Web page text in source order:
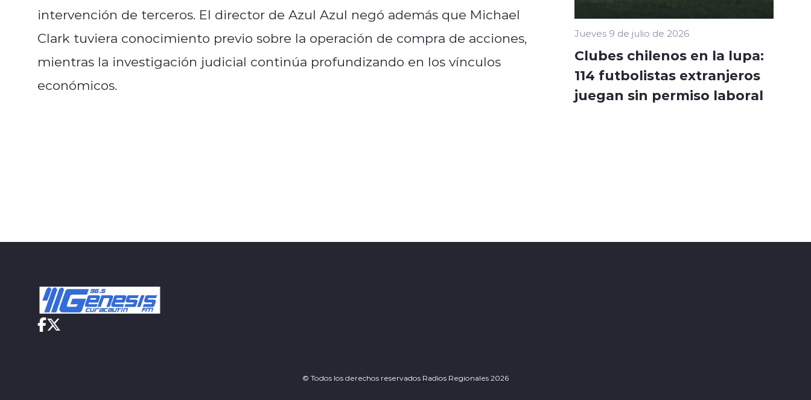
intervención de terceros. El director de Azul Azul negó además que Michael
Clark tuviera conocimiento previo sobre la operación de compra de acciones,
mientras la investigación judicial continúa profundizando en los vínculos
económicos.
Jueves 9 de julio de 2026
Clubes chilenos en la lupa:
114 futbolistas extranjeros
juegan sin permiso laboral
© Todos los derechos reservados Radios Regionales 2026